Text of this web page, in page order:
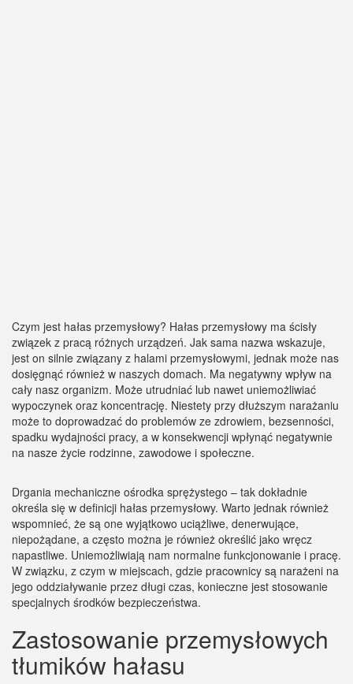
Czym jest hałas przemysłowy? Hałas przemysłowy ma ścisły
związek z pracą różnych urządzeń. Jak sama nazwa wskazuje,
jest on silnie związany z halami przemysłowymi, jednak może nas
dosięgnąć również w naszych domach. Ma negatywny wpływ na
cały nasz organizm. Może utrudniać lub nawet uniemożliwiać
wypoczynek oraz koncentrację. Niestety przy dłuższym narażaniu
może to doprowadzać do problemów ze zdrowiem, bezsenności,
spadku wydajności pracy, a w konsekwencji wpłynąć negatywnie
na nasze życie rodzinne, zawodowe i społeczne.
Drgania mechaniczne ośrodka sprężystego – tak dokładnie
określa się w definicji hałas przemysłowy. Warto jednak również
wspomnieć, że są one wyjątkowo uciążliwe, denerwujące,
niepożądane, a często można je również określić jako wręcz
napastliwe. Uniemożliwiają nam normalne funkcjonowanie i pracę.
W związku, z czym w miejscach, gdzie pracownicy są narażeni na
jego oddziaływanie przez długi czas, konieczne jest stosowanie
specjalnych środków bezpieczeństwa.
Zastosowanie przemysłowych
tłumików hałasu